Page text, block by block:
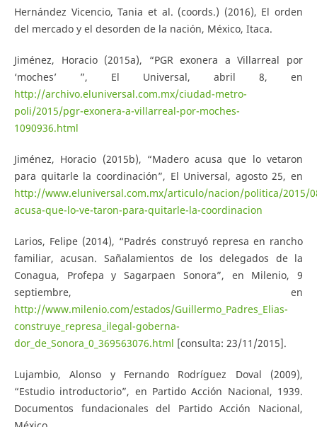
Hernández Vicencio, Tania et al. (coords.) (2016), El orden
del mercado y el desorden de la nación, México, Itaca.
Jiménez, Horacio (2015a), “PGR exonera a Villarreal por
‘moches’ ”, El Universal, abril 8, en
http://archivo.eluniversal.com.mx/ciudad-metro-
poli/2015/pgr-exonera-a-villarreal-por-moches-
1090936.html
Jiménez, Horacio (2015b), “Madero acusa que lo vetaron
para quitarle la coordinación”, El Universal, agosto 25, en
http://www.eluniversal.com.mx/articulo/nacion/politica/2015/
acusa-que-lo-ve-taron-para-quitarle-la-coordinacion
Larios, Felipe (2014), “Padrés construyó represa en rancho
familiar, acusan. Sañalamientos de los delegados de la
Conagua, Profepa y Sagarpaen Sonora”, en Milenio, 9
septiembre, en
http://www.milenio.com/estados/Guillermo_Padres_Elias-
construye_represa_ilegal-goberna-
dor_de_Sonora_0_369563076.html [consulta: 23/11/2015].
Lujambio, Alonso y Fernando Rodríguez Doval (2009),
“Estudio introductorio”, en Partido Acción Nacional, 1939.
Documentos fundacionales del Partido Acción Nacional,